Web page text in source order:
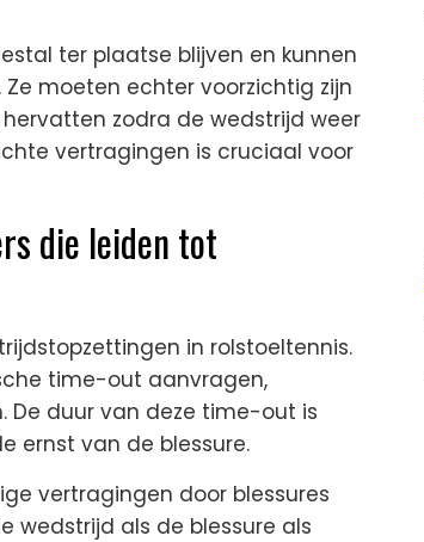
ter plaatse blijven en kunnen
moeten echter voorzichtig zijn
zodra de wedstrijd weer
vertragingen is cruciaal voor
die leiden tot
in rolstoeltennis.
time-out aanvragen,
De duur van deze time-out is
ernst van de blessure.
vertragingen door blessures
wedstrijd als de blessure als